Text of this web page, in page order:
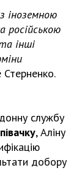
іноземною
російською
інші
службу
, Аліну
добору